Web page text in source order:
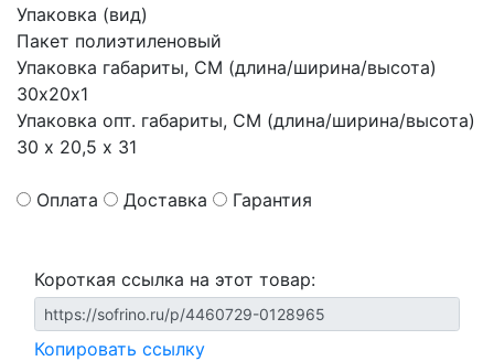
Упаковка (вид)
Пакет полиэтиленовый
Упаковка габариты, СМ (длина/ширина/высота)
30х20х1
Упаковка опт. габариты, СМ (длина/ширина/высота)
30 х 20,5 х 31
Оплата Доставка Гарантия
Короткая ссылка на этот товар:
Копировать ссылку